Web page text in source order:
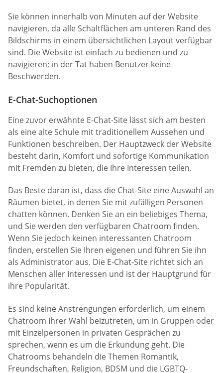
Sie können innerhalb von Minuten auf der Website
navigieren, da alle Schaltflächen am unteren Rand des
Bildschirms in einem übersichtlichen Layout verfügbar
sind. Die Website ist einfach zu bedienen und zu
navigieren; in der Tat haben Benutzer keine
Beschwerden.
E-Chat-Suchoptionen
Eine zuvor erwähnte E-Chat-Site lässt sich am besten
als eine alte Schule mit traditionellem Aussehen und
Funktionen beschreiben. Der Hauptzweck der Website
besteht darin, Komfort und sofortige Kommunikation
mit Fremden zu bieten, die Ihre Interessen teilen.
Das Beste daran ist, dass die Chat-Site eine Auswahl an
Räumen bietet, in denen Sie mit zufälligen Personen
chatten können. Denken Sie an ein beliebiges Thema,
und Sie werden den verfügbaren Chatroom finden.
Wenn Sie jedoch keinen interessanten Chatroom
finden, erstellen Sie Ihren eigenen und führen Sie ihn
als Administrator aus. Die E-Chat-Site richtet sich an
Menschen aller Interessen und ist der Hauptgrund für
ihre Popularität.
Es sind keine Anstrengungen erforderlich, um einem
Chatroom Ihrer Wahl beizutreten, um in Gruppen oder
mit Einzelpersonen in privaten Gesprächen zu
sprechen, wenn es um die Erkundung geht. Die
Chatrooms behandeln die Themen Romantik,
Freundschaften, Religion, BDSM und die LGBTQ-